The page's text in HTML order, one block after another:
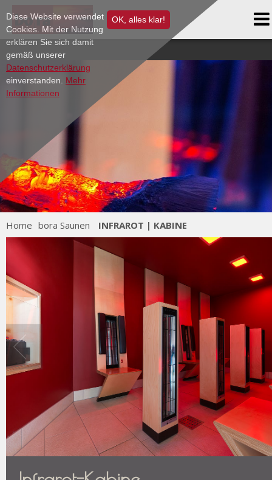
Karriere
AGB
Events & News
Impressum
Gutschein shop
Reine Männersache
Solarium
Bestellung Kosmetikprodukte
Terminanfrage
Restaurant
bora | BIERGARTEN
Ruhe|Bereiche
Solarium
bora Webshop
bora Webshop
Home bora Saunen INFRAROT | KABINE
OK, alles klar!
Diese Website verwendet
Cookies. Mit der Nutzung
erklären Sie sich damit
gemäß unserer
Datenschutzerklärung
einverstanden. Mehr
Informationen